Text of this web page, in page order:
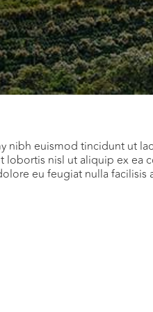
euismod tincidunt ut
nisl ut aliquip ex ea
eu feugiat nulla facilisis